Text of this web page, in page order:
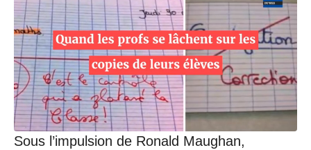
Sous l’impulsion de Ronald Maughan,